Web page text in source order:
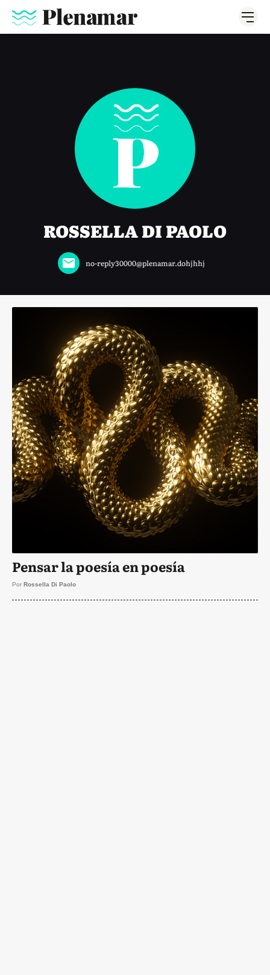
ROSSELLA DI PAOLO
no-reply30000@plenamar.dohjhhj
Pensar la poesía en poesía
Por Rossella Di Paolo